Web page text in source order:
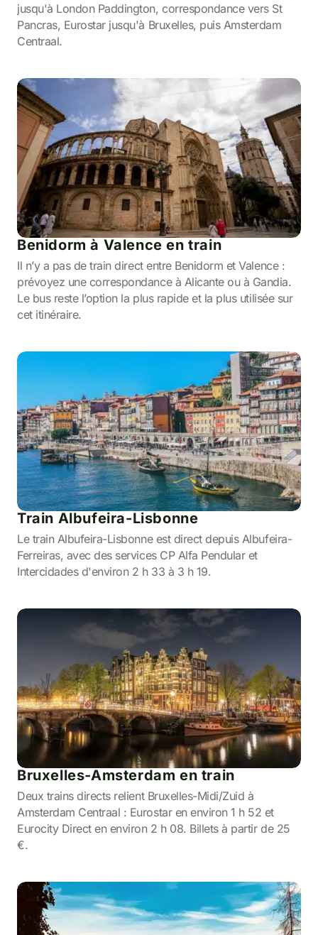
jusqu'à London Paddington, correspondance vers St
Pancras, Eurostar jusqu'à Bruxelles, puis Amsterdam
Centraal.
Benidorm à Valence en train
Il n’y a pas de train direct entre Benidorm et Valence :
prévoyez une correspondance à Alicante ou à Gandia.
Le bus reste l’option la plus rapide et la plus utilisée sur
cet itinéraire.
Train Albufeira-Lisbonne
Le train Albufeira-Lisbonne est direct depuis Albufeira-
Ferreiras, avec des services CP Alfa Pendular et
Intercidades d'environ 2 h 33 à 3 h 19.
Bruxelles-Amsterdam en train
Deux trains directs relient Bruxelles-Midi/Zuid à
Amsterdam Centraal : Eurostar en environ 1 h 52 et
Eurocity Direct en environ 2 h 08. Billets à partir de 25
€.